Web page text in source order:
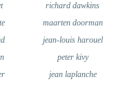
richard dawkins
maarten doorman
jean-louis harouel
peter kivy
jean laplanche